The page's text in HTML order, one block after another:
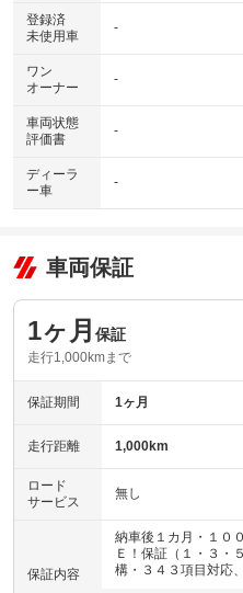
登録済
未使用車
-
ワン
オーナー
-
車両状態
評価書
-
ディーラ
ー車
-
車両保証
1ヶ月 保証
走行1,000kmまで
保証期間 1ヶ月
走行距離 1,000km
ロード
サービス
無し
保証内容
納車後１カ月・１０
Ｅ！保証（１・３・
構・３４３項目対応